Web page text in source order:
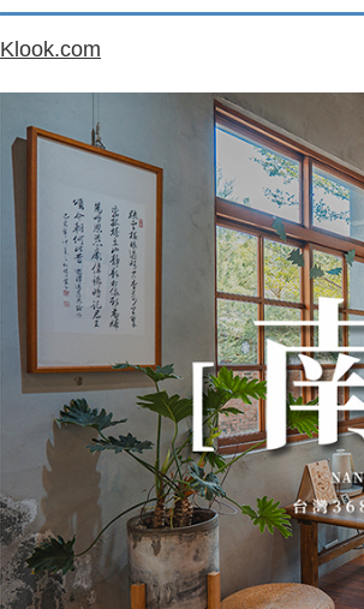
Klook.com